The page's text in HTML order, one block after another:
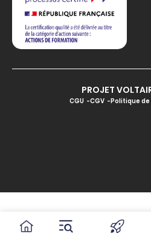
PROJET
CGU CGV Politique